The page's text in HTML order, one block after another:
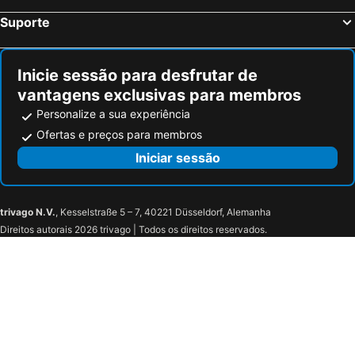
Brez, bed and breakfasts
Marling, bed and breakfasts
Capo di Ponte, bed and breakfasts
Suporte
Inicie sessão para desfrutar de
vantagens exclusivas para membros
Personalize a sua experiência
Ofertas e preços para membros
Iniciar sessão
trivago N.V., Kesselstraße 5 – 7, 40221 Düsseldorf, Alemanha
Direitos autorais 2026 trivago | Todos os direitos reservados.